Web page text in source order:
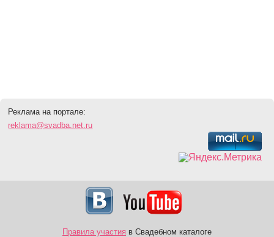
Реклама на портале:
reklama@svadba.net.ru
Правила участия в Свадебном каталоге